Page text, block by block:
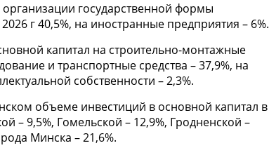
организации государственной формы
г 40,5%, на иностранные предприятия – 6%.
капитал на строительно-монтажные
и транспортные средства – 37,9%, на
собственности – 2,3%.
объеме инвестиций в основной капитал в
– 9,5%, Гомельской – 12,9%, Гродненской –
Минска – 21,6%.